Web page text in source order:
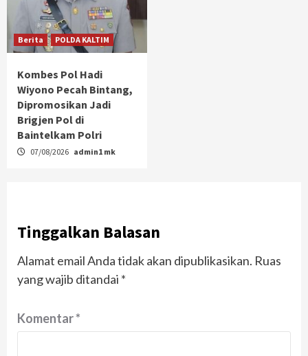
Berita POLDA KALTIM
Kombes Pol Hadi
Wiyono Pecah Bintang,
Dipromosikan Jadi
Brigjen Pol di
Baintelkam Polri
07/08/2026 admin1 mk
Tinggalkan Balasan
Alamat email Anda tidak akan dipublikasikan. Ruas
yang wajib ditandai *
Komentar*